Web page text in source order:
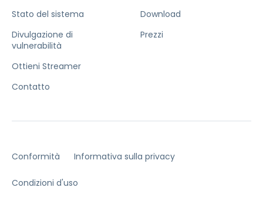
Stato del sistema
Divulgazione di
vulnerabilità
Ottieni Streamer
Contatto
Download
Prezzi
Conformità Informativa sulla privacy
Condizioni d'uso